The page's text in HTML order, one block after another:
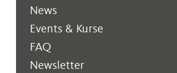
News
Events & Kurse
FAQ
Newsletter